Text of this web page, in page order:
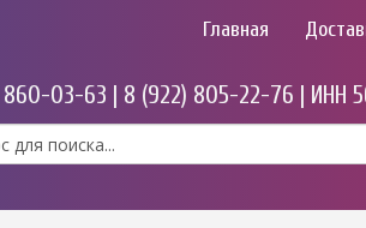
Главная
860-03-63 | 8 (922) 805-22-76 | ИНН